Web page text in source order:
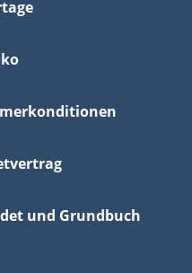
und Grundbuch